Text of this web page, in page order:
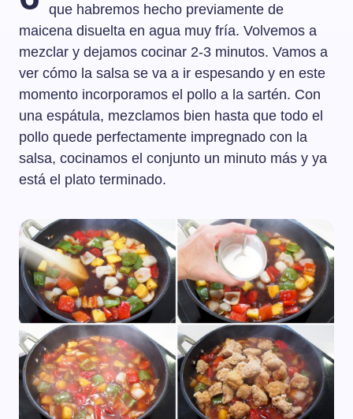
que habremos hecho previamente de
maicena disuelta en agua muy fría. Volvemos a
mezclar y dejamos cocinar 2-3 minutos. Vamos a
ver cómo la salsa se va a ir espesando y en este
momento incorporamos el pollo a la sartén. Con
una espátula, mezclamos bien hasta que todo el
pollo quede perfectamente impregnado con la
salsa, cocinamos el conjunto un minuto más y ya
está el plato terminado.